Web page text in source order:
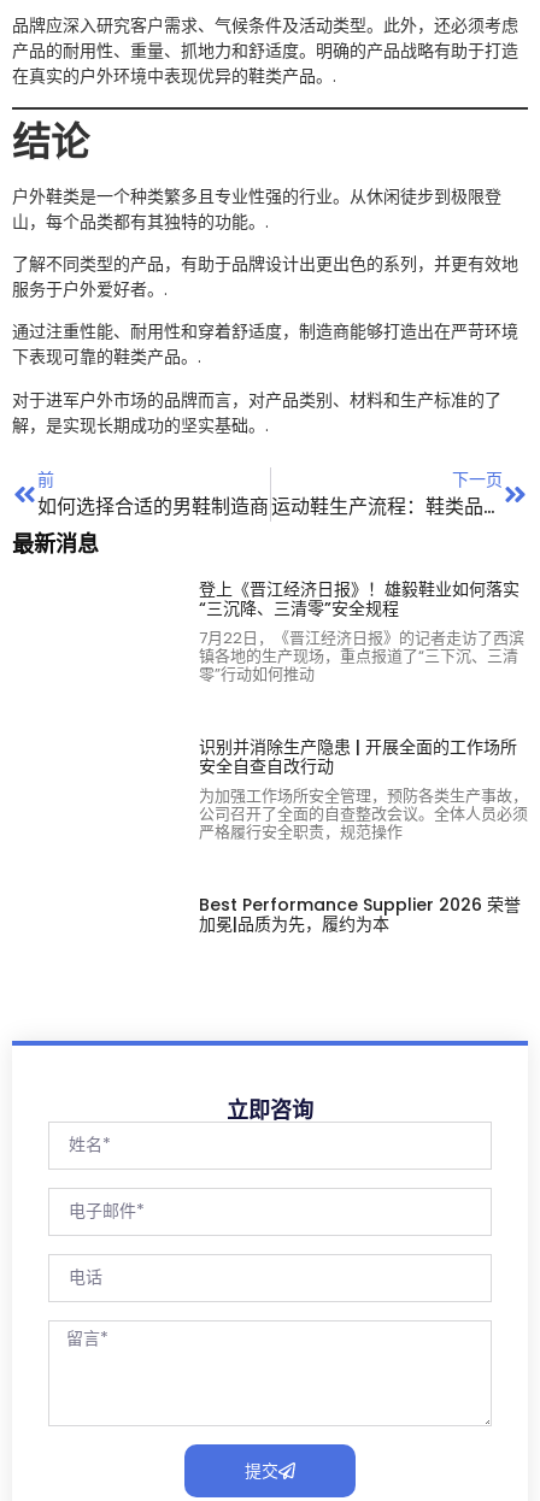
品牌应深入研究客户需求、气候条件及活动类型。此外，还必须考虑
产品的耐用性、重量、抓地力和舒适度。明确的产品战略有助于打造
在真实的户外环境中表现优异的鞋类产品。.
结论
户外鞋类是一个种类繁多且专业性强的行业。从休闲徒步到极限登
山，每个品类都有其独特的功能。.
了解不同类型的产品，有助于品牌设计出更出色的系列，并更有效地
服务于户外爱好者。.
通过注重性能、耐用性和穿着舒适度，制造商能够打造出在严苛环境
下表现可靠的鞋类产品。.
对于进军户外市场的品牌而言，对产品类别、材料和生产标准的了
解，是实现长期成功的坚实基础。.
前
如何选择合适的男鞋制造商
下一页
运动鞋生产流程：鞋类品牌完整指南
最新消息
登上《晋江经济日报》！雄毅鞋业如何落实
“三沉降、三清零”安全规程
7月22日，《晋江经济日报》的记者走访了西滨
镇各地的生产现场，重点报道了“三下沉、三清
零”行动如何推动
识别并消除生产隐患 | 开展全面的工作场所
安全自查自改行动
为加强工作场所安全管理，预防各类生产事故，
公司召开了全面的自查整改会议。全体人员必须
严格履行安全职责，规范操作
Best Performance Supplier 2026 荣誉
加冕|品质为先，履约为本
立即咨询
提交